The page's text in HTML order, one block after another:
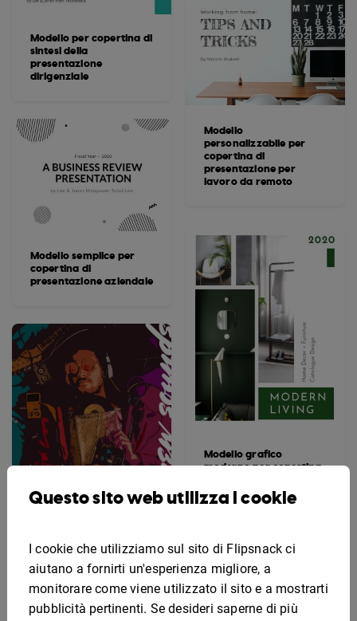
Modello per copertina di
sintesi della
presentazione
dirigenziale
Modello semplice per
copertina di
presentazione aziendale
Modello artistico per
Modello
personalizzabile per
copertina di
presentazione per
lavoro da remoto
Modello grafico
moderno per copertina
Questo sito web utilizza i cookie
I cookie che utilizziamo sul sito di Flipsnack ci
aiutano a fornirti un'esperienza migliore, a
monitorare come viene utilizzato il sito e a mostrarti
pubblicità pertinenti. Se desideri saperne di più